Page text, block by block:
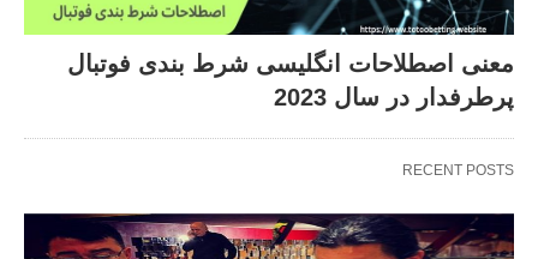
معنی اصطلاحات انگلیسی شرط بندی فوتبال
پرطرفدار در سال 2023
RECENT POSTS